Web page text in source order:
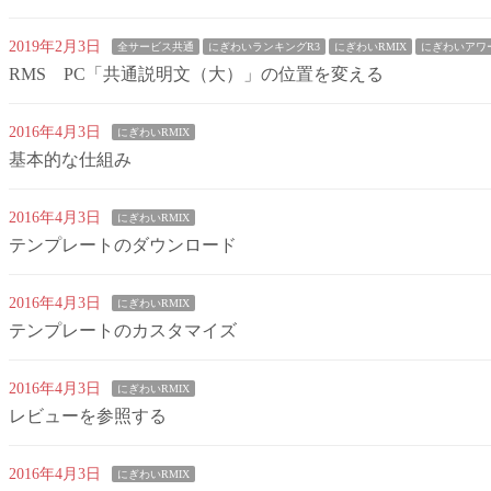
2019年2月3日 全サービス共通 にぎわいランキングR3 にぎわいRMIX にぎわいアワ
RMS PC「共通説明文（大）」の位置を変える
2016年4月3日 にぎわいRMIX
基本的な仕組み
2016年4月3日 にぎわいRMIX
テンプレートのダウンロード
2016年4月3日 にぎわいRMIX
テンプレートのカスタマイズ
2016年4月3日 にぎわいRMIX
レビューを参照する
2016年4月3日 にぎわいRMIX